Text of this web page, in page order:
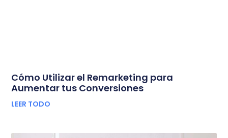
Cómo Utilizar el Remarketing para
Aumentar tus Conversiones
LEER TODO